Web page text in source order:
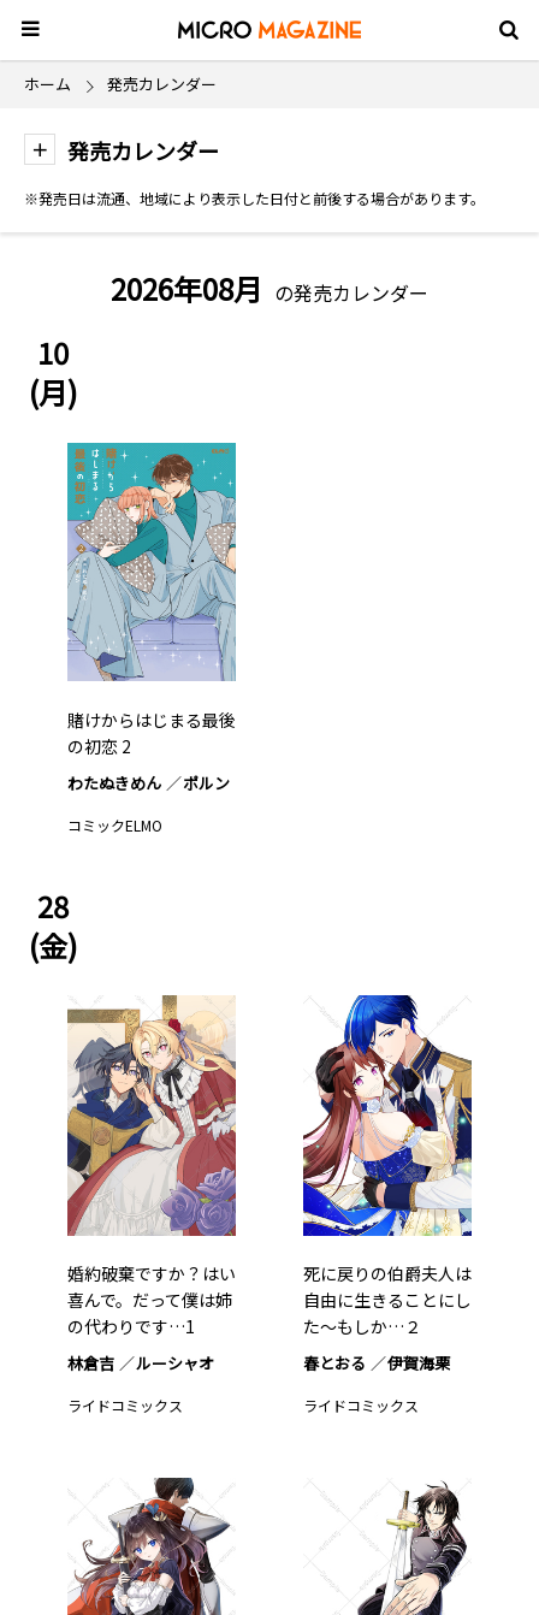
ホーム 発売カレンダー
発売カレンダー
※発売日は流通、地域により表示した日付と前後する場合があります。
2026年08月 の発売カレンダー
10
(月)
賭けからはじまる最後
の初恋 2
わたぬきめん ポルン
コミックELMO
28
(金)
婚約破棄ですか？はい
喜んで。だって僕は姉
の代わりです…1
林倉吉 ルーシャオ
ライドコミックス
死に戻りの伯爵夫人は
自由に生きることにし
た～もしか…２
春とおる 伊賀海栗
ライドコミックス